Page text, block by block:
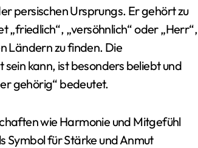
persischen Ursprungs. Er gehört zu
„versöhnlich“ oder „Herr“,
Ländern zu finden. Die
kann, ist besonders beliebt und
gehörig“ bedeutet.
wie Harmonie und Mitgefühl
Symbol für Stärke und Anmut